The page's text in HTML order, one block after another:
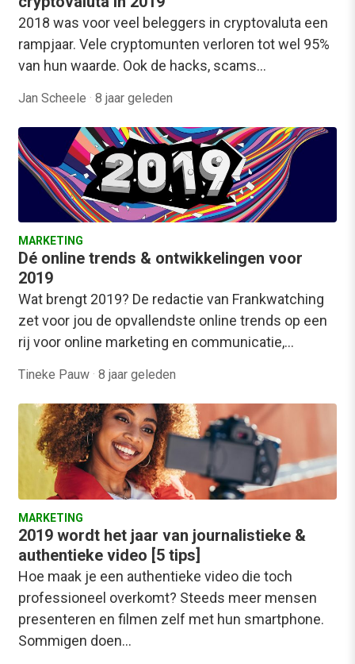
2018 was voor veel beleggers in cryptovaluta een
rampjaar. Vele cryptomunten verloren tot wel 95%
van hun waarde. Ook de hacks, scams…
Jan Scheele · 8 jaar geleden
MARKETING
Dé online trends & ontwikkelingen voor
2019
Wat brengt 2019? De redactie van Frankwatching
zet voor jou de opvallendste online trends op een
rij voor online marketing en communicatie,…
Tineke Pauw · 8 jaar geleden
MARKETING
2019 wordt het jaar van journalistieke &
authentieke video [5 tips]
Hoe maak je een authentieke video die toch
professioneel overkomt? Steeds meer mensen
presenteren en filmen zelf met hun smartphone.
Sommigen doen…